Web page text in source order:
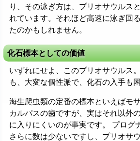
り、その泳ぎ方は、プリオサウルス
れています。それほど高速に泳ぎ回
たのかもしれません。
化石標本としての価値
いずれにせよ、このプリオサウルス
も、大変な個性派で、化石の入手も困
海生爬虫類の定番の標本といえばモ
カルパスの歯ですが、実はそれ以外
に入りにくいのが事実です。 プログ
さらに数は少ないですし、プリオサ